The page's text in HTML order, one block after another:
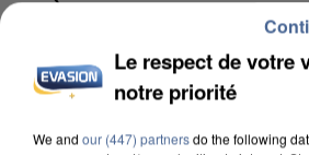
APRÈS TOUTES CES
DE FAUNE SAUVAGE SONT...
Le respect de votre
notre priorité
We and our (447) partnersdo the following